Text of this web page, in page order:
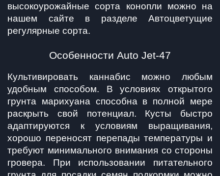
высокоурожайные сорта конопли можно на
нашем сайте в разделе Автоцветущие
регулярные сорта.
Особенности Auto Jet-47
Культивировать каннабис можно любым
удобным способом. В условиях открытого
грунта марихуана способна в полной мере
раскрыть свой потенциал. Кусты быстро
адаптируются к условиям выращивания,
хорошо переносят перепады температуры и
требуют минимального внимания со стороны
гровера. При использовании питательного